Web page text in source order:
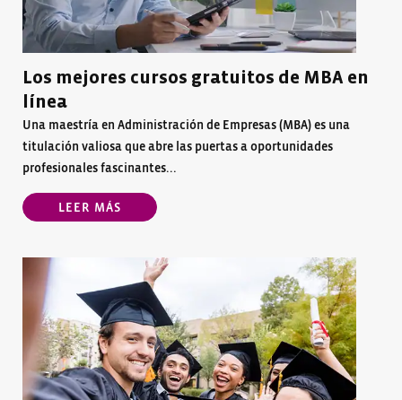
Los mejores cursos gratuitos de MBA en
línea
Una maestría en Administración de Empresas (MBA) es una
titulación valiosa que abre las puertas a oportunidades
profesionales fascinantes...
LEER MÁS